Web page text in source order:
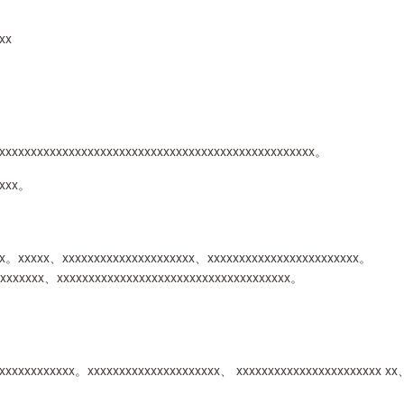
。
。
xxxxx、xxxxxxxxxxxxxxxxxxxxx、xxxxxxxxxxxxxxxxxxxxxxxx。
、xxxxxxxxxxxxxxxxxxxxxxxxxxxxxxxxxxxxx。
。xxxxxxxxxxxxxxxxxxxxx、 xxxxxxxxxxxxxxxxxxxxxxx xx